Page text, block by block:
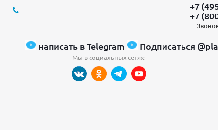
+7
+7
написать в Telegram Подписаться
Мы в социальных сетях: